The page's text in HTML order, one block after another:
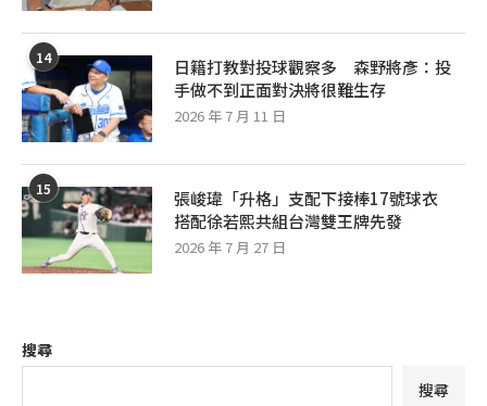
14
日籍打教對投球觀察多 森野將彥：投
手做不到正面對決將很難生存
2026 年 7 月 11 日
15
張峻瑋「升格」支配下接棒17號球衣
搭配徐若熙共組台灣雙王牌先發
2026 年 7 月 27 日
搜尋
搜尋